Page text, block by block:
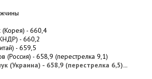
- 660,4
- 660,2
- 659,5
(Россия) - 658,9 (перестрелка 9,1)
(Украина) - 658,9 (перестрелка 6,5)...